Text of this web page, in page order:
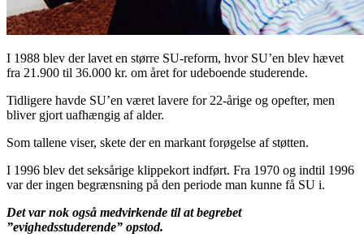
I 1988 blev der lavet en større SU-reform, hvor SU’en blev hævet
fra 21.900 til 36.000 kr. om året for udeboende studerende.
Tidligere havde SU’en været lavere for 22-årige og opefter, men
bliver gjort uafhængig af alder.
Som tallene viser, skete der en markant forøgelse af støtten.
I 1996 blev det seksårige klippekort indført. Fra 1970 og indtil 1996
var der ingen begrænsning på den periode man kunne få SU i.
Det var nok også medvirkende til at begrebet
”evighedsstuderende” opstod.